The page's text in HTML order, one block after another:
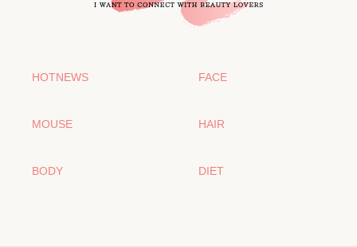
HOTNEWS FACE
MOUSE HAIR
BODY DIET